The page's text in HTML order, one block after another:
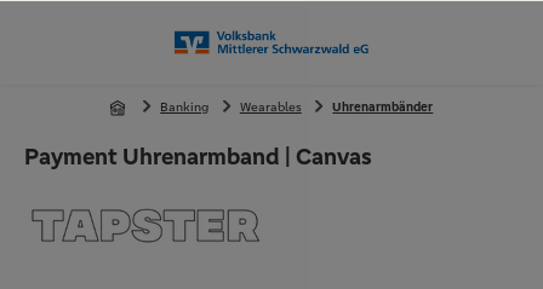
Banking Wearables Uhrenarmbänder
Payment Uhrenarmband | Canvas